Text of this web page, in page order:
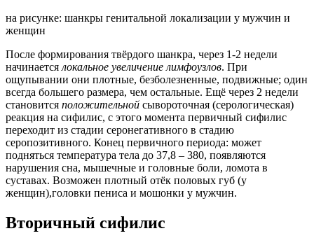
на рисунке: шанкры генитальной локализации у мужчин и
женщин
После формирования твёрдого шанкра, через 1-2 недели
начинается локальное увеличение лимфоузлов. При
ощупывании они плотные, безболезненные, подвижные; один
всегда большего размера, чем остальные. Ещё через 2 недели
становится положительной сывороточная (серологическая)
реакция на сифилис, с этого момента первичный сифилис
переходит из стадии серонегативного в стадию
серопозитивного. Конец первичного периода: может
подняться температура тела до 37,8 – 380, появляются
нарушения сна, мышечные и головные боли, ломота в
суставах. Возможен плотный отёк половых губ (у
женщин),головки пениса и мошонки у мужчин.
Вторичный сифилис